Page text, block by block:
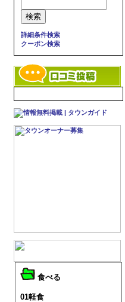
詳細条件検索
クーポン検索
食べる
01軽食